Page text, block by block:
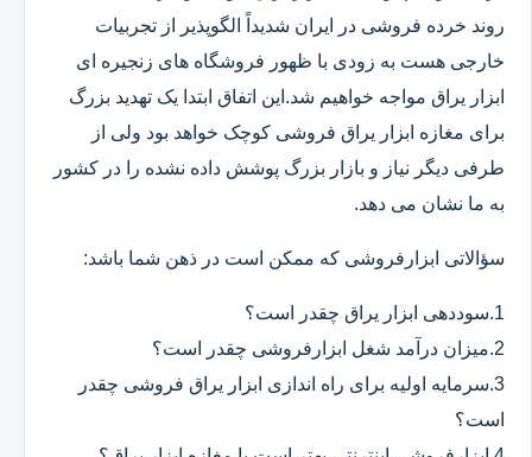
روند خرده فروشی در ایران شدیداً الگوپذیر از تجربیات
خارجی هست به زودی با ظهور فروشگاه های زنجیره ای
ابزار یراق مواجه خواهیم شد.این اتفاق ابتدا یک تهدید بزرگ
برای مغازه ابزار یراق فروشی کوچک خواهد بود ولی از
طرفی دیگر نیاز و بازار بزرگ پوشش داده نشده را در کشور
به ما نشان می دهد.
سؤالاتی ابزارفروشی که ممکن است در ذهن شما باشد:
1.سوددهی ابزار یراق چقدر است؟
2.میزان درآمد شغل ابزارفروشی چقدر است؟
3.سرمایه اولیه برای راه اندازی ابزار یراق فروشی چقدر
است؟